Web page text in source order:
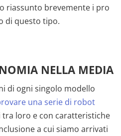
riassunto brevemente i pro
di questo tipo.
NELLA MEDIA
di ogni singolo modello
una serie di robot
loro e con caratteristiche
a cui siamo arrivati